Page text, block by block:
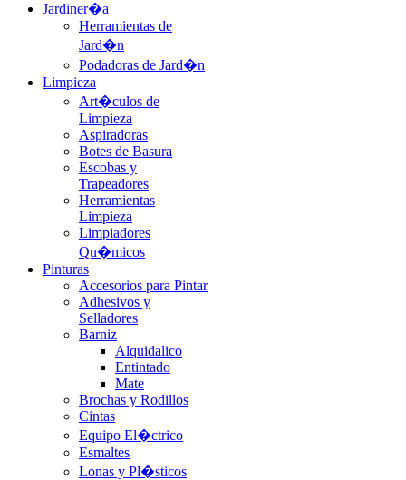
Jardiner�a
Herramientas de
Jard�n
Podadoras de Jard�n
Limpieza
Art�culos de
Limpieza
Aspiradoras
Botes de Basura
Escobas y
Trapeadores
Herramientas
Limpieza
Limpiadores
Qu�micos
Pinturas
Accesorios para Pintar
Adhesivos y
Selladores
Barniz
Alquidalico
Entintado
Mate
Brochas y Rodillos
Cintas
Equipo El�ctrico
Esmaltes
Lonas y Pl�sticos